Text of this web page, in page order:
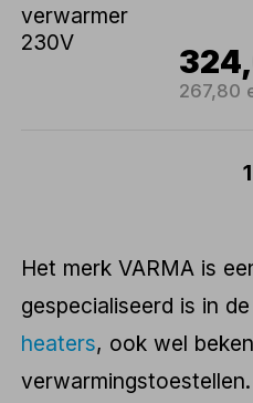
267,80
1
Het merk VARMA is
gespecialiseerd is in
heaters, ook wel